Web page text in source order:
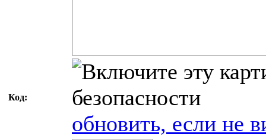
Код:
обновить, если не